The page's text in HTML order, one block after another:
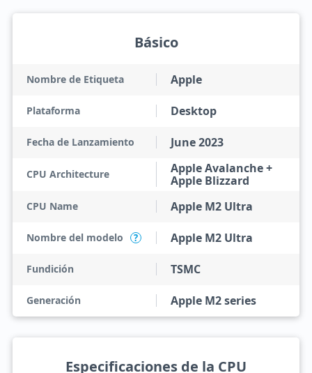
Básico
Nombre de Etiqueta Apple
Plataforma Desktop
Fecha de Lanzamiento June 2023
CPU Architecture
Apple Avalanche +
Apple Blizzard
CPU Name Apple M2 Ultra
Nombre del modelo ? Apple M2 Ultra
Fundición TSMC
Generación Apple M2 series
Especificaciones de la CPU